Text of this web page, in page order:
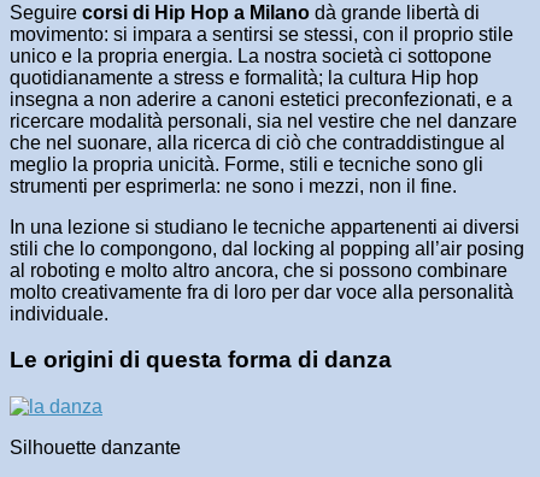
Seguire corsi di Hip Hop a Milano dà grande libertà di
movimento: si impara a sentirsi se stessi, con il proprio stile
unico e la propria energia. La nostra società ci sottopone
quotidianamente a stress e formalità; la cultura Hip hop
insegna a non aderire a canoni estetici preconfezionati, e a
ricercare modalità personali, sia nel vestire che nel danzare
che nel suonare, alla ricerca di ciò che contraddistingue al
meglio la propria unicità. Forme, stili e tecniche sono gli
strumenti per esprimerla: ne sono i mezzi, non il fine.
In una lezione si studiano le tecniche appartenenti ai diversi
stili che lo compongono, dal locking al popping all’air posing
al roboting e molto altro ancora, che si possono combinare
molto creativamente fra di loro per dar voce alla personalità
individuale.
Le origini di questa forma di danza
Silhouette danzante